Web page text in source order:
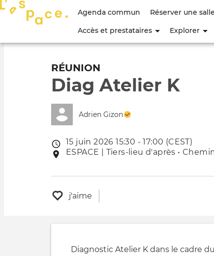
Menu
compte
l'utilisateur
Agenda commun Réserver une
Accès et prestataires Explorer
RÉUNION
Diag Atelier K
Adrien Gizon
Date
de
15 juin 2026 15:30 - 17:00 (CEST)
Lieu
l'événement
ESPACE | Tiers-lieu d'après •
j'aime
Diagnostic Atelier K dans le cadre